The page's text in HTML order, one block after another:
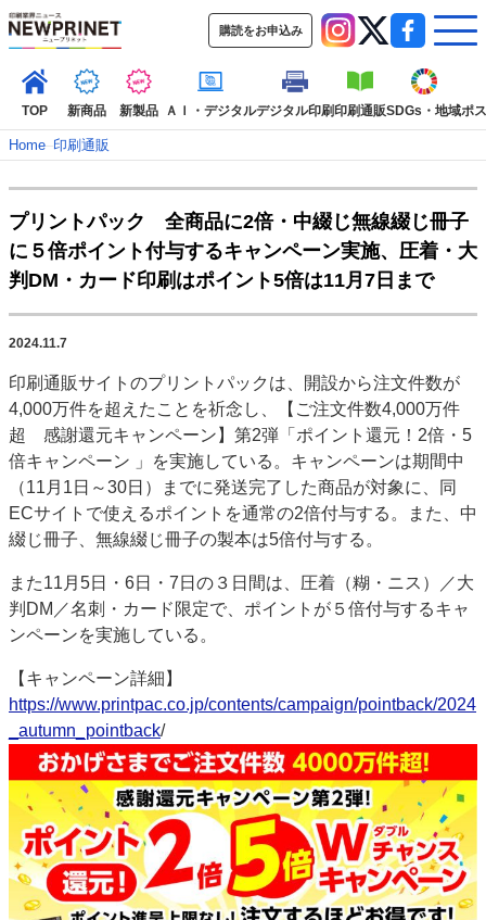
購読をお申込み
TOP 新商品 新製品 ＡＩ・デジタルデジタル印刷印刷通販SDGs・地域ポ
TOP
新着記事 特集記事
動画コンテンツ
インタビュー
コレクション
新商品
SDGs・地域
ポストプレス 信用情報
市場・統計
人事・移転・異動・訃報
特集記事カテゴリー一覧
2022 見える化・MIS特集
特集・デジタル印刷 アイデアで勝負！ ～多様なビジネス・多彩な商材～
JAPAN PACK 2023 特集
中古印刷機・製本機特集
2022 検査・校正特集
特集・デジタル印刷 ～ 新成長軌道を描く
案内
発刊案内
JFPI印刷用語集
運営
会社案内
購読・購入申し込み
お問い合わせ
Home–印刷通販
プリントパック 全商品に2倍・中綴じ無線綴じ冊子
に５倍ポイント付与するキャンペーン実施、圧着・大
判DM・カード印刷はポイント5倍は11月7日まで
2024.11.7
印刷通販サイトのプリントパックは、開設から注文件数が
4,000万件を超えたことを祈念し、【ご注文件数4,000万件
超 感謝還元キャンペーン】第2弾「ポイント還元！2倍・5
倍キャンペーン 」を実施している。キャンペーンは期間中
（11月1日～30日）までに発送完了した商品が対象に、同
ECサイトで使えるポイントを通常の2倍付与する。また、中
綴じ冊子、無線綴じ冊子の製本は5倍付与する。
また11月5日・6日・7日の３日間は、圧着（糊・ニス）／大
判DM／名刺・カード限定で、ポイントが５倍付与するキャ
ンペーンを実施している。
【キャンペーン詳細】
https://www.printpac.co.jp/contents/campaign/pointback/2024
_autumn_pointback/